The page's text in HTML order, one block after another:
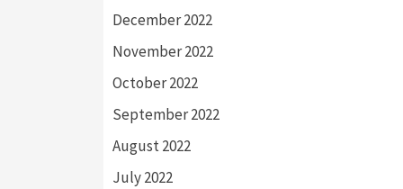
December 2022
November 2022
October 2022
September 2022
August 2022
July 2022